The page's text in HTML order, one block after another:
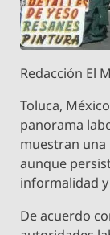
Redacción El
Toluca,
panorama
muestran una
aunque
informalidad
De acuerdo